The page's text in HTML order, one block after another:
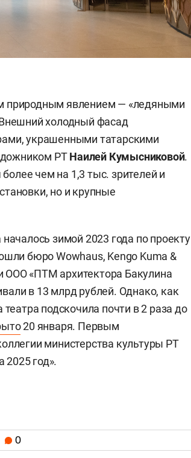
природным явлением — «ледяными
холодный фасад
украшенными татарскими
РТНаилей Кумысниковой.
чем на 1,3 тыс. зрителей и
но и крупные
зимой 2023 года по проекту
бюро Wowhaus, Kengo Kuma &
ООО «ПТМ архитектора Бакулина
в 13 млрд рублей. Однако, как
подскочила почти в 2 раза до
20 января. Первым
министерства культуры РТ
2025 год».
0